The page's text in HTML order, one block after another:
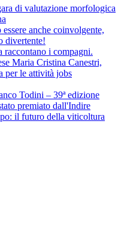
di valutazione morfologica
anche coinvolgente,
divertente!
raccontano i compagni.
Maria Cristina Canestri,
per le attività jobs
Todini – 39ª edizione
premiato dall'Indire
il futuro della viticoltura